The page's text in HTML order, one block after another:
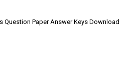
Question Paper Answer Keys Download